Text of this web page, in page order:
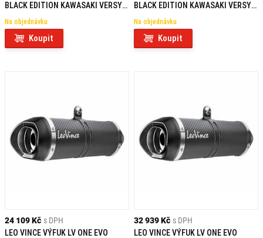
BLACK EDITION KAWASAKI VERSYS
NINJA/Z 650 (21-25)
HOMOLOGOVANÝ
Na objednávku
Koupit
BLACK EDITION KAWASAKI VERSYS
NINJA/Z 650 (21-25)
NEHOMOLOGOVANÝ
Na objednávku
Koupit
24 109 Kč s DPH
LEO VINCE VÝFUK LV ONE EVO
32 939 Kč s DPH
LEO VINCE VÝFUK LV ONE EVO